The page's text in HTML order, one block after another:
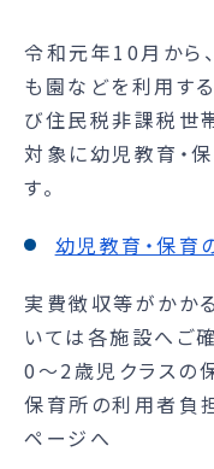
令和元年10月から
も園などを利用す
び住民税非課税世
対象に幼児教育・
す。
幼児教育・保育
実費徴収等がかか
いては各施設へご
0～2歳児クラスの
保育所の利用者負
ページへ